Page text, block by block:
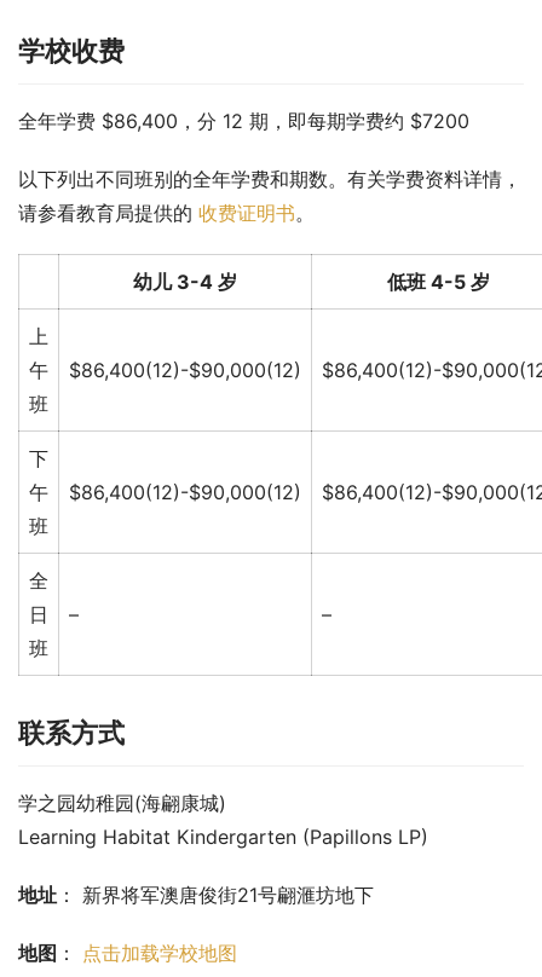
学校收费
全年学费 $86,400，分 12 期，即每期学费约 $7200
以下列出不同班别的全年学费和期数。有关学费资料详情，
请参看教育局提供的 收费证明书。
幼儿 3-4 岁 低班 4-5 岁
上
午
班
$86,400(12)-$90,000(12) $86,400(12)-
下
午
班
$86,400(12)-$90,000(12) $86,400(12)-
全
日
班
– –
联系方式
学之园幼稚园(海翩康城)
Learning Habitat Kindergarten (Papillons LP)
地址 ： 新界将军澳唐俊街21号翩滙坊地下
地图 ： 点击加载学校地图